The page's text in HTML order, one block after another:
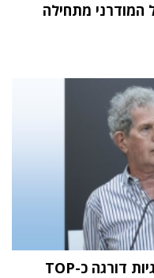
המודרני מתחילה
מחקר STKI השנתי: וואן טכנולוגיות דורגה כ-TOP